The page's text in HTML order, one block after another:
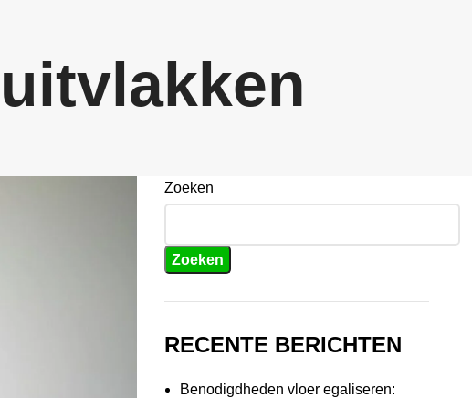
Zoeken
Zoeken
RECENTE BERICHTEN
Benodigdheden vloer egaliseren: